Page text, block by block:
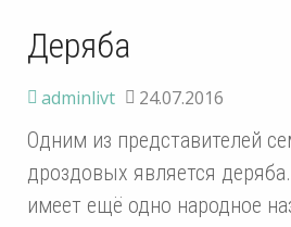
Деряба
adminlivt 24.07.2016
Одним из представителей
дроздовых является
имеет ещё одно народное